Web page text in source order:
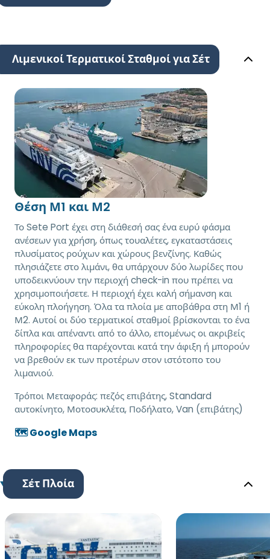
Λιμενικοί Τερματικοί Σταθμοί για Σέτ
Θέση Μ1 και Μ2
Το Sete Port έχει στη διάθεσή σας ένα ευρύ φάσμα
ανέσεων για χρήση, όπως τουαλέτες, εγκαταστάσεις
πλυσίματος ρούχων και χώρους βενζίνης. Καθώς
πλησιάζετε στο λιμάνι, θα υπάρχουν δύο λωρίδες που
υποδεικνύουν την περιοχή check-in που πρέπει να
χρησιμοποιήσετε. Η περιοχή έχει καλή σήμανση και
εύκολη πλοήγηση. Όλα τα πλοία με αποβάθρα στη Μ1 ή
Μ2. Αυτοί οι δύο τερματικοί σταθμοί βρίσκονται το ένα
δίπλα και απέναντι από το άλλο, επομένως οι ακριβείς
πληροφορίες θα παρέχονται κατά την άφιξη ή μπορούν
να βρεθούν εκ των προτέρων στον ιστότοπο του
λιμανιού.
Τρόποι Μεταφοράς: πεζός επιβάτης, Standard
αυτοκίνητο, Μοτοσυκλέτα, Ποδήλατο, Van (επιβάτης)
🗺️ Google Maps
Σέτ Πλοία